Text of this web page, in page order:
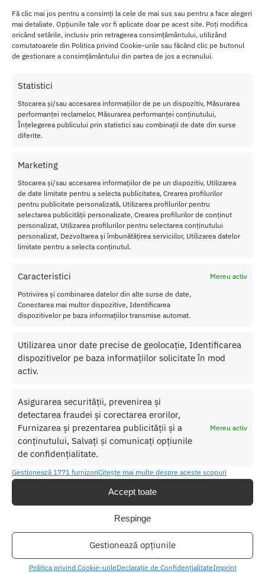
Fă clic mai jos pentru a consimți la cele de mai sus sau pentru a face alegeri
mai detaliate. Opțiunile tale vor fi aplicate doar pe acest site. Poți modifica
oricând setările, inclusiv prin retragerea consimțământului, utilizând
comutatoarele din Politica privind Cookie-urile sau făcând clic pe butonul
de gestionare a consimțământului din partea de jos a ecranului.
Statistici
Stocarea și/sau accesarea informațiilor de pe un dispozitiv, Măsurarea
performanței reclamelor, Măsurarea performanței conținutului,
Înțelegerea publicului prin statistici sau combinații de date din surse
diferite.
Marketing
Stocarea și/sau accesarea informațiilor de pe un dispozitiv, Utilizarea
de date limitate pentru a selecta publicitatea, Crearea profilurilor
pentru publicitate personalizată, Utilizarea profilurilor pentru
selectarea publicității personalizate, Crearea profilurilor de conținut
personalizat, Utilizarea profilurilor pentru selectarea conținutului
personalizat, Dezvoltarea și îmbunătățirea serviciilor, Utilizarea datelor
limitate pentru a selecta conținutul.
Caracteristici
Mereu activ
Potrivirea și combinarea datelor din alte surse de date,
Conectarea mai multor dispozitive, Identificarea
dispozitivelor pe baza informațiilor transmise automat.
Utilizarea unor date precise de geolocație, Identificarea
dispozitivelor pe baza informațiilor solicitate în mod
activ.
Asigurarea securității, prevenirea și
detectarea fraudei și corectarea erorilor,
Furnizarea și prezentarea publicității și a
conținutului, Salvați și comunicați opțiunile
de confidențialitate.
Mereu activ
Gestionează 1771 furnizoriCitește mai multe despre aceste scopuri
Accept toate
Respinge
Gestionează opțiunile
Politica privind Cookie-urileDeclarație de ConfidențialitateImprint
Lubri
fiant
si
Ulei
Masa
BIOg
lide,
a cu
o ingrijire profunda si hidratanta maxima.
Fara parabeni, parfumuri sintetice si, prin urmare, complet
prietenos cu pielea si potrivit pentru zonele intime (mucoasa).
Pentru uscaciune vaginala, anala sau orala.
CaracteristiciLubrifiant si Ulei de Masaj
Principalele calitati ale produsului sunt:
Cantitate:125 ml
Fabricat in Germania
SKU: 4028403110412
Categorii:
Produse similare